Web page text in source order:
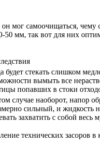
мог самоочищаться,
мм, так вот для них
будет стекать слишком
вымыть все
попавших в стоки
случае наоборот, напор
сильный, и жидкость
захватить с собой весь
технических засоров